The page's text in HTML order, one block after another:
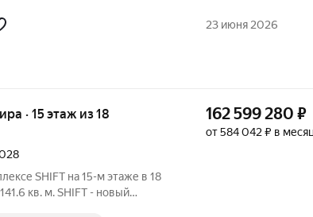
2) на 2 этаже в районе
23 июня 2026
· 15 этаж из 18
SHIFT на 15-м этаже в 18
кв. м. SHIFT - новый
162 599 280 ₽
от 584 042 ₽ в